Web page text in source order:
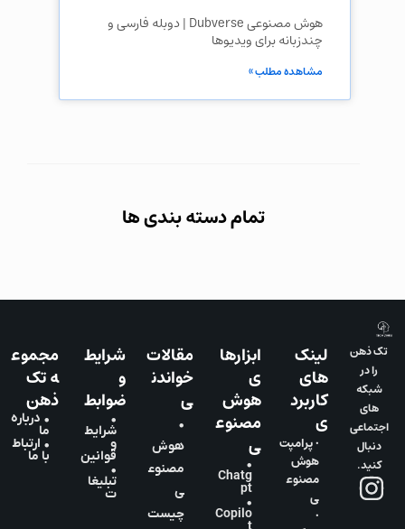
هوش مصنوعی Dubverse | دوبله فارسی و
چندزبانه برای ویدیوها
مشاهده مطلب »
تمام دسته بندی ها
تک ذهن
را در
شبکه
های
اجتماعی
دنبال
کنید.
لینک
های
کاربرد
ی
• پرامپت
هوش
مصنوع
ی
•
ابزارها
ی
هوش
مصنوع
ی
•
Chatg
pt
•
Copilo
مقالات
خواندن
ی
•
هوش
مصنوع
ی
چیست
شرایط
و
ضوابط
•
شرایط
و
قوانین
•
تبلیغا
ت
مجموع
ه تک
ذهن
• درباره
ما
• ارتباط
با ما